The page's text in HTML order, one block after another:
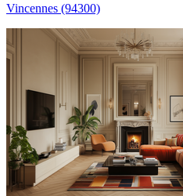
Vincennes (94300)